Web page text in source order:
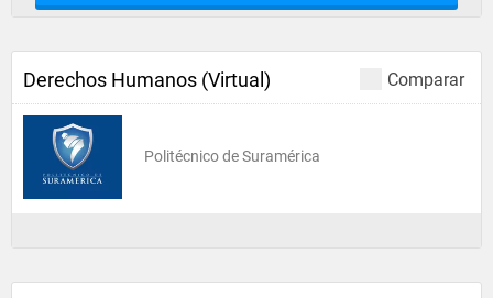
Comparar
Derechos Humanos (Virtual)
Politécnico de Suramérica